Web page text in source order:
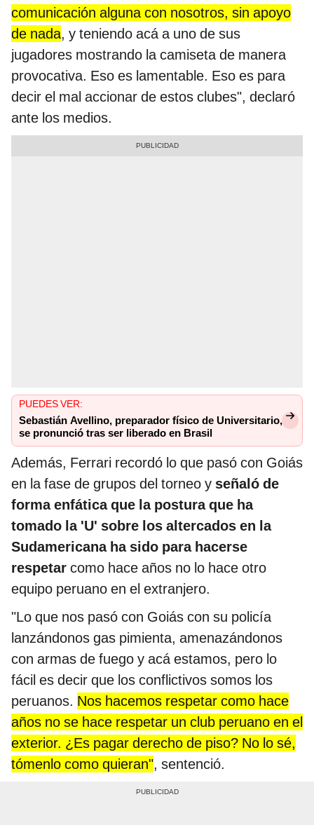
comunicación alguna con nosotros, sin apoyo
de nada, y teniendo acá a uno de sus
jugadores mostrando la camiseta de manera
provocativa. Eso es lamentable. Eso es para
decir el mal accionar de estos clubes", declaró
ante los medios.
PUEDES VER:
Sebastián Avellino, preparador físico de Universitario,
se pronunció tras ser liberado en Brasil
Además, Ferrari recordó lo que pasó con Goiás
en la fase de grupos del torneo y señaló de
forma enfática que la postura que ha
tomado la 'U' sobre los altercados en la
Sudamericana ha sido para hacerse
respetar como hace años no lo hace otro
equipo peruano en el extranjero.
"Lo que nos pasó con Goiás con su policía
lanzándonos gas pimienta, amenazándonos
con armas de fuego y acá estamos, pero lo
fácil es decir que los conflictivos somos los
peruanos. Nos hacemos respetar como hace
años no se hace respetar un club peruano en el
exterior. ¿Es pagar derecho de piso? No lo sé,
tómenlo como quieran", sentenció.